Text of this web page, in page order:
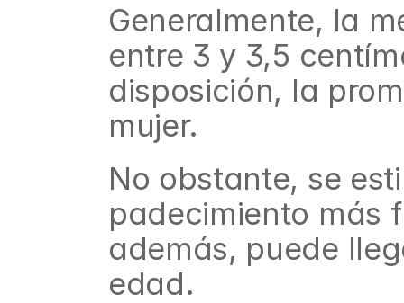
Generalmente, la
entre 3 y 3,5
disposición, la
mujer.
No obstante, se
padecimiento más
además, puede
edad.